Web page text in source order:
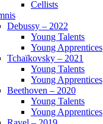
Cellists
Debussy – 2022
Young Talents
Young Apprentices
Tchaïkovsky – 2021
Young Talents
Young Apprentices
Beethoven – 2020
Young Talents
Young Apprentices